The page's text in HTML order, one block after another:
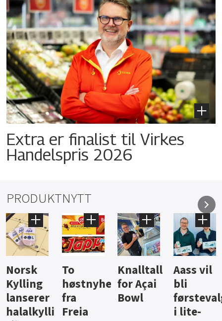
Extra er finalist til Virkes
Handelspris 2026
PRODUKTNYTT
Knalltall
for Açai
Bowl
Aass vil
bli
førstevalg
i lite-
Brus og
jus fra
Berentsen
Hard
iste fra
Hansa